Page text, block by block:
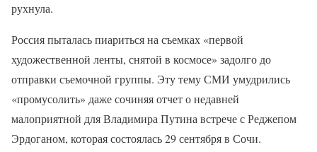
рухнула.
Россия пыталась пиариться на съемках «первой
художественной ленты, снятой в космосе» задолго до
отправки съемочной группы. Эту тему СМИ умудрились
«промусолить» даже сочиняя отчет о недавней
малоприятной для Владимира Путина встрече с Реджепом
Эрдоганом, которая состоялась 29 сентября в Сочи.